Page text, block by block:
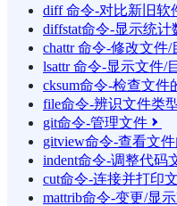
diff 命令-对比新旧软
diffstat命令-显示统计
chattr 命令-修改文件/
lsattr 命令-显示文件/
cksum命令-检查文件
file命令-辨识文件类
git命令-管理文件 
gitview命令-查看文
indent命令-调整代码
cut命令-连接并打印
mattrib命令-变更/显